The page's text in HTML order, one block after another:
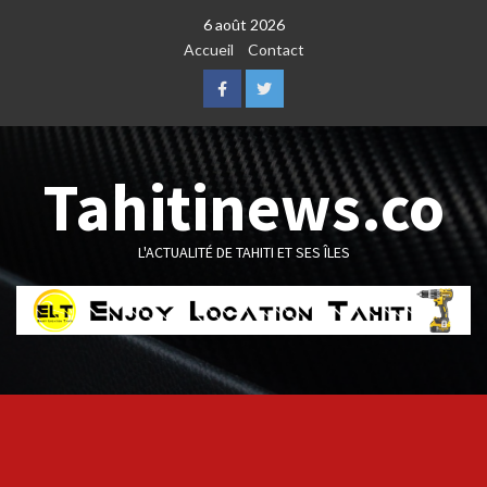
6 août 2026
Accueil
Contact
FacebookTwitter
Tahitinews.co
L'ACTUALITÉ DE TAHITI ET SES ÎLES